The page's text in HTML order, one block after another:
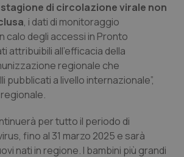
Cardiologia
Chirurgia
Oncologia
urogenitali
di circolazione virale non
, i dati di monitoraggio
calo degli accessi in Pronto
attribuibili all’efficacia della
regionale che
pubblicati a livello internazionale”,
per tutto il periodo di
fino al 31 marzo 2025 e sarà
nati in regione. I bambini più grandi